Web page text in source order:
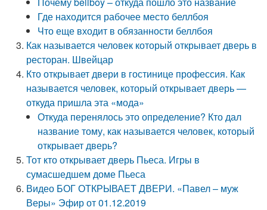
Где находится рабочее место беллбоя
Что еще входит в обязанности беллбоя
Как называется человек который открывает дверь в
ресторан. Швейцар
Кто открывает двери в гостинице профессия. Как
называется человек, который открывает дверь —
откуда пришла эта «мода»
Откуда перенялось это определение? Кто дал
название тому, как называется человек, который
открывает дверь?
Тот кто открывает дверь Пьеса. Игры в
сумасшедшем доме Пьеса
Видео БОГ ОТКРЫВАЕТ ДВЕРИ. «Павел – муж
Веры» Эфир от 01.12.2019